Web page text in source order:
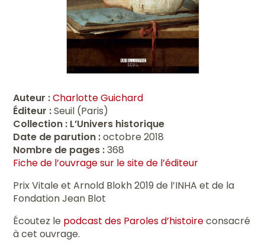
Auteur :Charlotte Guichard
Éditeur :Seuil (Paris)
Collection : L’Univers historique
Date de parution :octobre 2018
Nombre de pages :368
Fiche de l’ouvrage sur le site de l’éditeur
Prix Vitale et Arnold Blokh 2019 de l’INHA et de la
Fondation Jean Blot
Écoutez le podcast des Paroles d’histoireconsacré
à cet ouvrage.